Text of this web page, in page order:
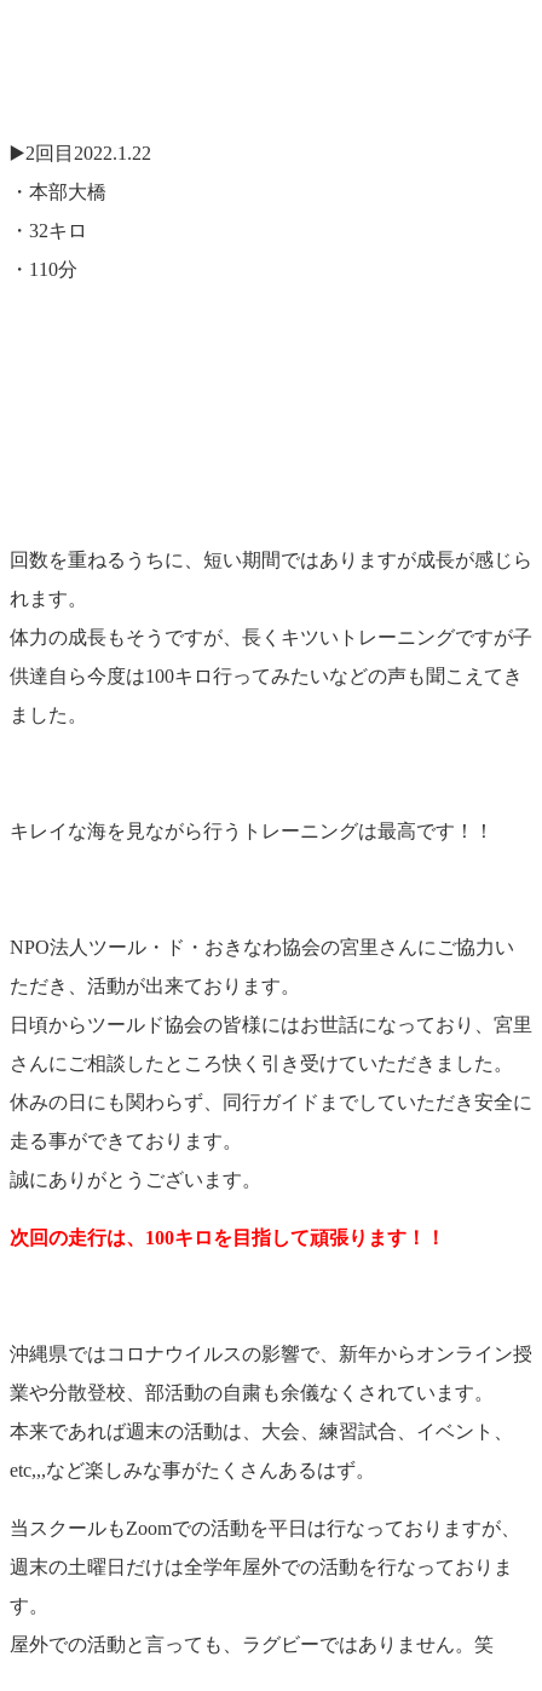
▶️2回目2022.1.22
・本部大橋
・32キロ
・110分
回数を重ねるうちに、短い期間ではありますが成長が感じら
れます。
体力の成長もそうですが、長くキツいトレーニングですが子
供達自ら今度は100キロ行ってみたいなどの声も聞こえてき
ました。
キレイな海を見ながら行うトレーニングは最高です！！
NPO法人ツール・ド・おきなわ協会の宮里さんにご協力い
ただき、活動が出来ております。
日頃からツールド協会の皆様にはお世話になっており、宮里
さんにご相談したところ快く引き受けていただきました。
休みの日にも関わらず、同行ガイドまでしていただき安全に
走る事ができております。
誠にありがとうございます。
次回の走行は、100キロを目指して頑張ります！！
沖縄県ではコロナウイルスの影響で、新年からオンライン授
業や分散登校、部活動の自粛も余儀なくされています。
本来であれば週末の活動は、大会、練習試合、イベント、
etc,,,など楽しみな事がたくさんあるはず。
当スクールもZoomでの活動を平日は行なっておりますが、
週末の土曜日だけは全学年屋外での活動を行なっておりま
す。
屋外での活動と言っても、ラグビーではありません。笑